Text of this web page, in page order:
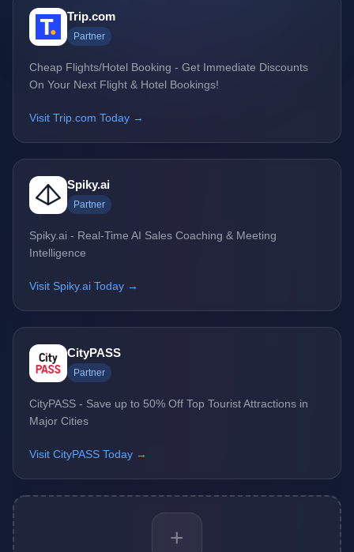
Trip.com
Partner
Cheap Flights/Hotel Booking - Get Immediate Discounts
On Your Next Flight & Hotel Bookings!
Visit Trip.com Today →
Spiky.ai
Partner
Spiky.ai - Real-Time AI Sales Coaching & Meeting
Intelligence
Visit Spiky.ai Today →
CityPASS
Partner
CityPASS - Save up to 50% Off Top Tourist Attractions in
Major Cities
Visit CityPASS Today →
+